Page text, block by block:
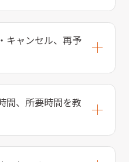
キャンセル、再予
間、所要時間を教